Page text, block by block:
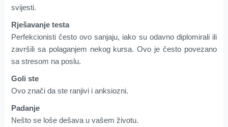
svijesti.
Rješavanje testa
Perfekcionisti često ovo sanjaju, iako su odavno diplomirali ili
završili sa polaganjem nekog kursa. Ovo je često povezano
sa stresom na poslu.
Goli ste
Ovo znači da ste ranjivi i anksiozni.
Padanje
Nešto se loše dešava u vašem životu.